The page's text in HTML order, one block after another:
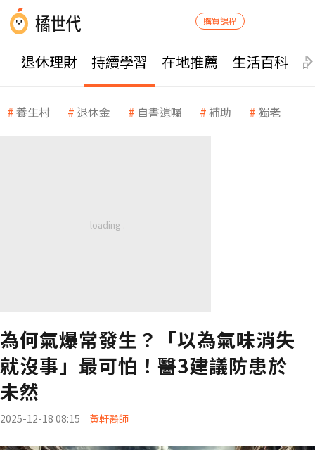
購買課程
退休理財 持續學習 在地推薦 生活百科
養生村 退休金 自書遺囑 補助 獨老
為何氣爆常發生？「以為氣味消失
就沒事」最可怕！醫3建議防患於
未然
2025-12-18 08:15 黃軒醫師